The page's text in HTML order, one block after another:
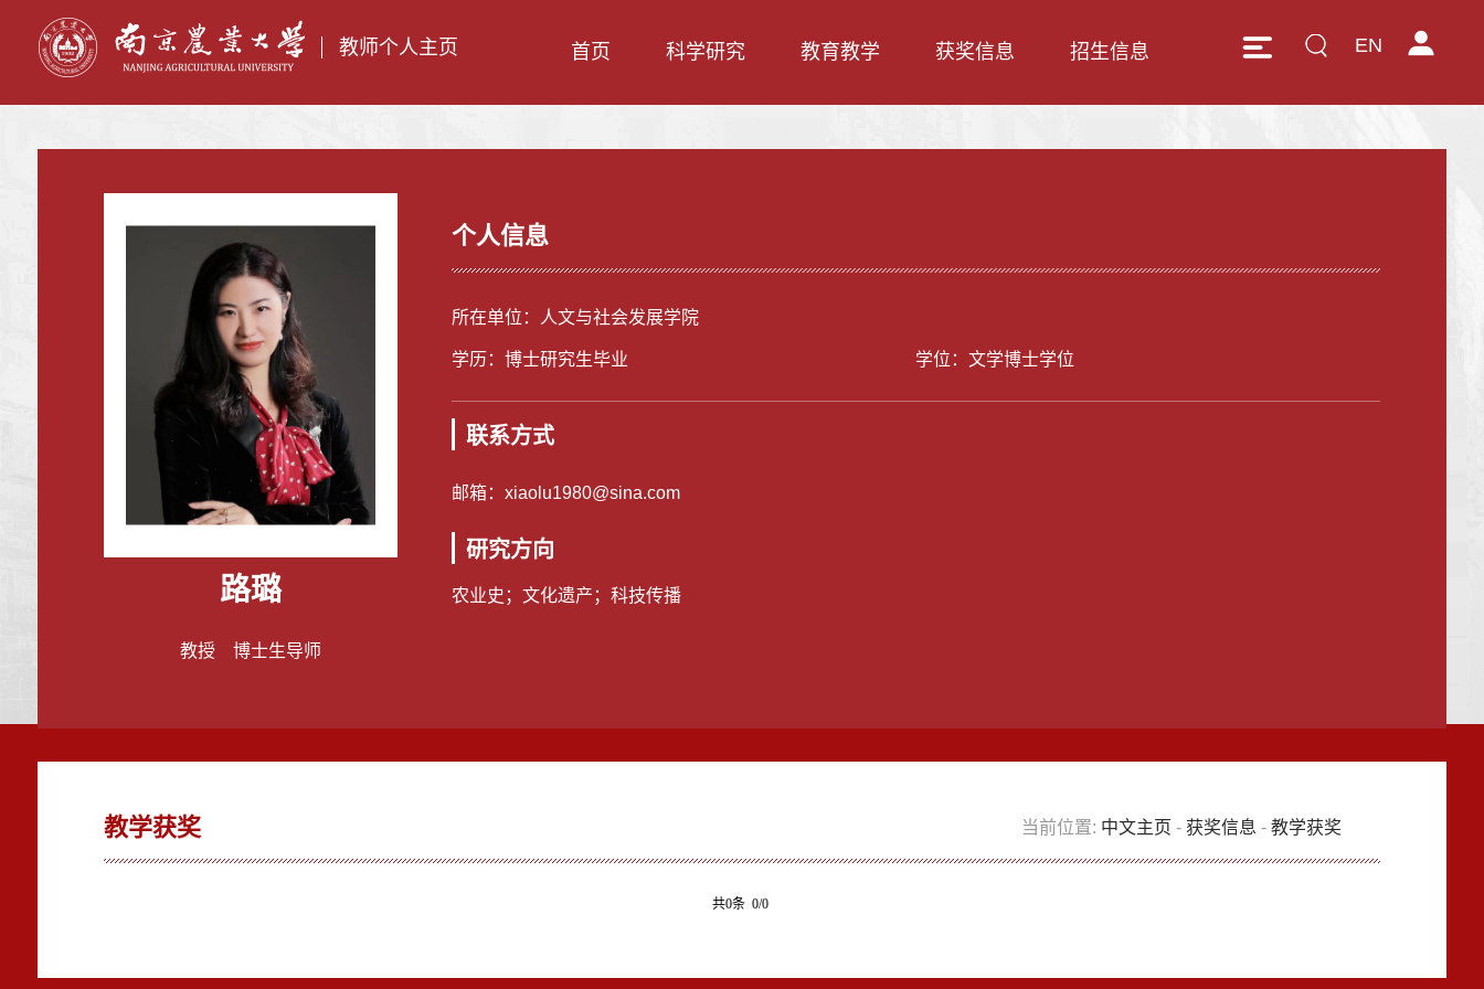
教师个人主页 EN
首页 科学研究 教育教学 获奖信息 招生信息
路璐
教授 博士生导师
个人信息
所在单位：人文与社会发展学院
学历：博士研究生毕业 学位：文学博士学位
联系方式
邮箱： xiaolu1980@sina.com
研究方向
农业史；文化遗产；科技传播
教学获奖 当前位置: 中文主页 -获奖信息 -教学获奖
共0条 0/0